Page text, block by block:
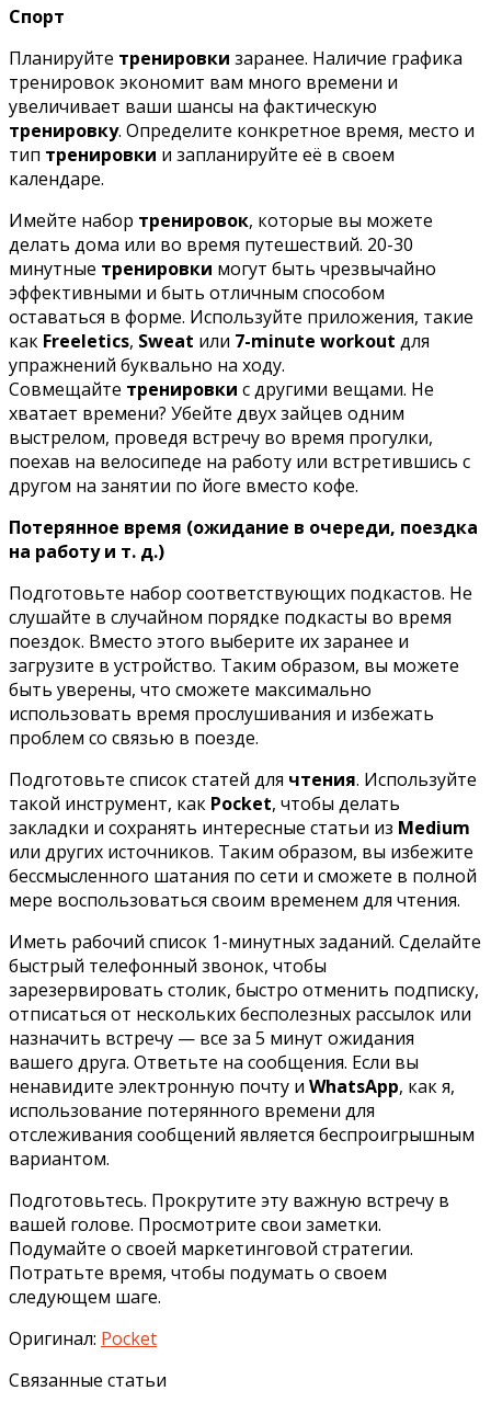
Спорт
Планируйте тренировки заранее. Наличие графика
тренировок экономит вам много времени и
увеличивает ваши шансы на фактическую
тренировку. Определите конкретное время, место и
тип тренировки и запланируйте её в своем
календаре.
Имейте набор тренировок, которые вы можете
делать дома или во время путешествий. 20-30
минутные тренировки могут быть чрезвычайно
эффективными и быть отличным способом
оставаться в форме. Используйте приложения, такие
как Freeletics, Sweat или 7-minute workout для
упражнений буквально на ходу.
Совмещайте тренировки с другими вещами. Не
хватает времени? Убейте двух зайцев одним
выстрелом, проведя встречу во время прогулки,
поехав на велосипеде на работу или встретившись с
другом на занятии по йоге вместо кофе.
Потерянное время (ожидание в очереди, поездка
на работу и т. д.)
Подготовьте набор соответствующих подкастов. Не
слушайте в случайном порядке подкасты во время
поездок. Вместо этого выберите их заранее и
загрузите в устройство. Таким образом, вы можете
быть уверены, что сможете максимально
использовать время прослушивания и избежать
проблем со связью в поезде.
Подготовьте список статей для чтения. Используйте
такой инструмент, как Pocket, чтобы делать
закладки и сохранять интересные статьи из Medium
или других источников. Таким образом, вы избежите
бессмысленного шатания по сети и сможете в полной
мере воспользоваться своим временем для чтения.
Иметь рабочий список 1-минутных заданий. Сделайте
быстрый телефонный звонок, чтобы
зарезервировать столик, быстро отменить подписку,
отписаться от нескольких бесполезных рассылок или
назначить встречу — все за 5 минут ожидания
вашего друга. Ответьте на сообщения. Если вы
ненавидите электронную почту и WhatsApp, как я,
использование потерянного времени для
отслеживания сообщений является беспроигрышным
вариантом.
Подготовьтесь. Прокрутите эту важную встречу в
вашей голове. Просмотрите свои заметки.
Подумайте о своей маркетинговой стратегии.
Потратьте время, чтобы подумать о своем
следующем шаге.
Оригинал: Pocket
Связанные статьи